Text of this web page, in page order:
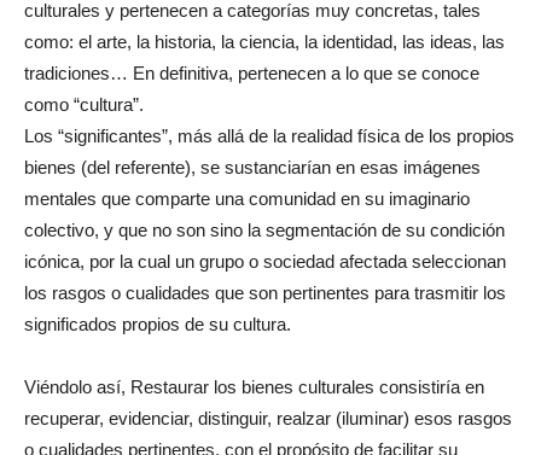
culturales y pertenecen a categorías muy concretas, tales
como: el arte, la historia, la ciencia, la identidad, las ideas, las
tradiciones… En definitiva, pertenecen a lo que se conoce
como “cultura”.
Los “significantes”, más allá de la realidad física de los propios
bienes (del referente), se sustanciarían en esas imágenes
mentales que comparte una comunidad en su imaginario
colectivo, y que no son sino la segmentación de su condición
icónica, por la cual un grupo o sociedad afectada seleccionan
los rasgos o cualidades que son pertinentes para trasmitir los
significados propios de su cultura.
Viéndolo así, Restaurar los bienes culturales consistiría en
recuperar, evidenciar, distinguir, realzar (iluminar) esos rasgos
o cualidades pertinentes, con el propósito de facilitar su